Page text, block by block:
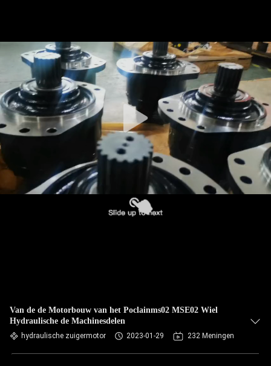
Van de de Motorbouw van het Poclainms02 MSE02 Wiel
Hydraulische de Machinesdelen
hydraulische zuigermotor 2023-01-29 232 Meningen